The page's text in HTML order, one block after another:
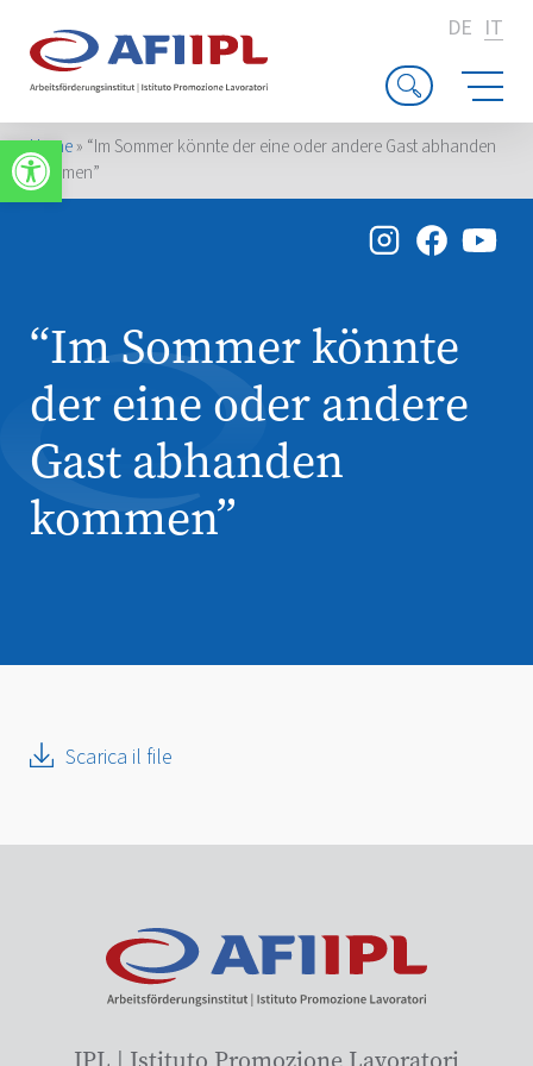
Apri la barra degli strumenti
DE IT
Home» “Im Sommer könnte der eine oder andere Gast abhanden
kommen”
“Im Sommer könnte
der eine oder andere
Gast abhanden
kommen”
Scarica il file